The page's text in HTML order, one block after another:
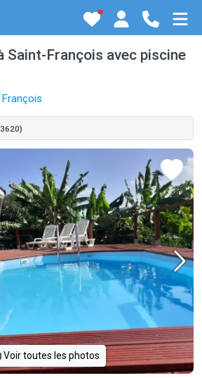
Saint-François avec piscine
Voir toutes les photos